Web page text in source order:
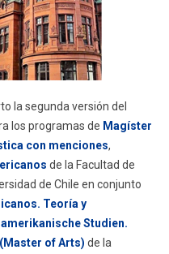
la segunda versión del
los programas de Magíster
con menciones,
de la Facultad de
de Chile en conjunto
Teoría y
Studien.
of Arts) de la